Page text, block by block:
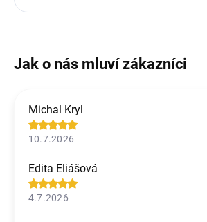
Michal Kryl
10.7.2026
Edita Eliášová
4.7.2026